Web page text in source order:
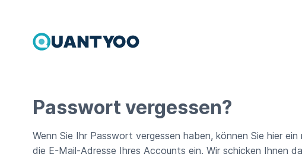
Passwort vergessen?
Wenn Sie Ihr Passwort vergessen haben, können Sie hier
die E-Mail-Adresse Ihres Accounts ein. Wir schicken Ihnen